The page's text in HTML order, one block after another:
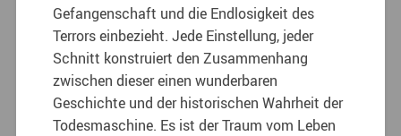
Gefangenschaft und die Endlosigkeit des
Terrors einbezieht. Jede Einstellung, jeder
Schnitt konstruiert den Zusammenhang
zwischen dieser einen wunderbaren
Geschichte und der historischen Wahrheit der
Todesmaschine. Es ist der Traum vom Leben